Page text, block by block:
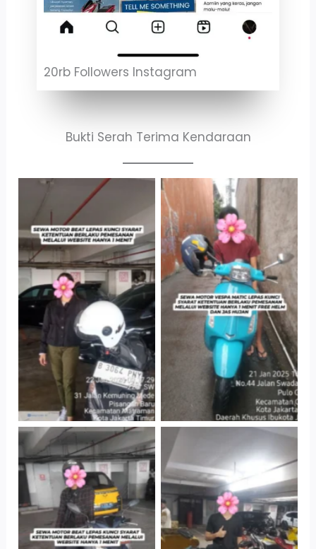
20rb Followers Instagram
Bukti Serah Terima Kendaraan
Cityplaza
Jatinegara Gedung
Parkir P6A
Antar Jemput
Kendaraan
Cityplaza
Cityplaza